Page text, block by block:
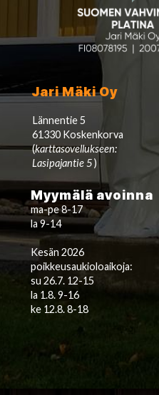
Jari Mäki Oy
Lännentie 5
61330 Koskenkorva
(karttasovellukseen:
Lasipajantie 5)
Myymälä avoinna
ma-pe 8-17
la 9-14
Kesän 2026
poikkeusaukioloaikoja:
su 26.7. 12-15
la 1.8. 9-16
ke 12.8. 8-18